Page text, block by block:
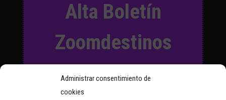
Administrar consentimiento de
cookies
Alta Boletín
Zoomdestinos
y recibirás regularmente las
noticias y reportajes que